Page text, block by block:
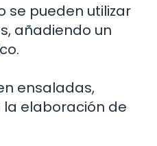
se pueden utilizar
añadiendo un
ensaladas,
la elaboración de